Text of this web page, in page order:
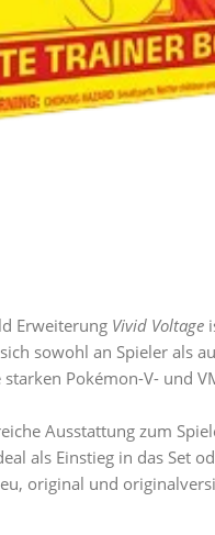
Erweiterung Vivid Voltage
sowohl an Spieler als
Pokémon-V- und
Ausstattung zum
als Einstieg in das Set
original und